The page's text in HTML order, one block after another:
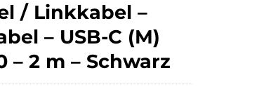
/ Linkkabel –
– USB-C (M)
– 2 m – Schwarz